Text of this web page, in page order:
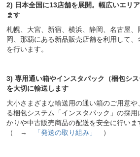
2) 日本全国に13店舗を展開。幅広いエリ
ます
札幌、大宮、新宿、横浜、静岡、名古屋
岡、那覇にある新品販売店舗を利用して
を行います。
3) 専用通い箱やインスタパック（梱包シ
を大切に輸送します
大小さまざまな輸送用の通い箱のご用意
る梱包システム「インスタパック」の採
かりや中古販売商品の配送を安全に行いま
（ →
「発送の取り組み」 ）